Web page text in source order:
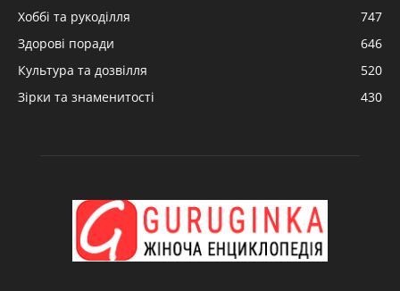
Хоббі та рукоділля
747
Здорові поради
646
Культура та дозвілля
520
Зірки та знаменитості
430